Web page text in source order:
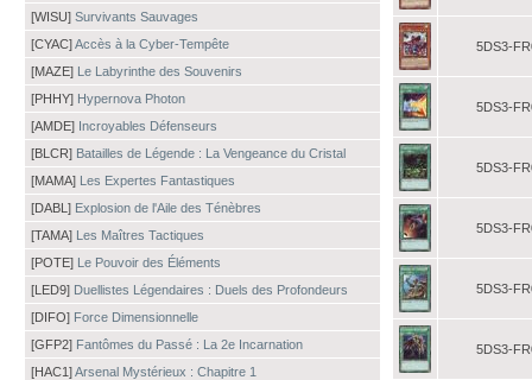
[WISU] Survivants Sauvages
[CYAC]Accès à la Cyber-Tempête
[MAZE] Le Labyrinthe des Souvenirs
[PHHY] Hypernova Photon
[AMDE] Incroyables Défenseurs
[BLCR] Batailles de Légende : La Vengeance du Cristal
[MAMA] Les Expertes Fantastiques
[DABL] Explosion de l'Aile des Ténèbres
[TAMA] Les Maîtres Tactiques
[POTE] Le Pouvoir des Éléments
[LED9] Duellistes Légendaires : Duels des Profondeurs
[DIFO] Force Dimensionnelle
[GFP2] Fantômes du Passé : La 2e Incarnation
[HAC1]Arsenal Mystérieux : Chapitre 1
5DS3-
5DS3-
5DS3-
5DS3-
5DS3-
5DS3-